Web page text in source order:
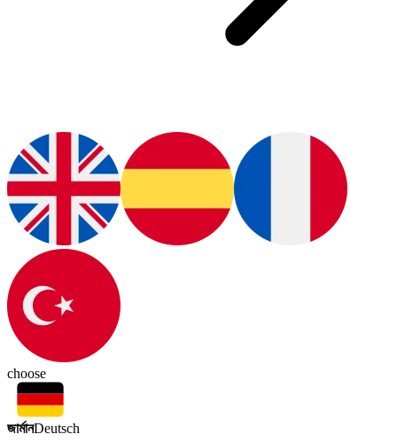
choose
জার্মানDeutsch